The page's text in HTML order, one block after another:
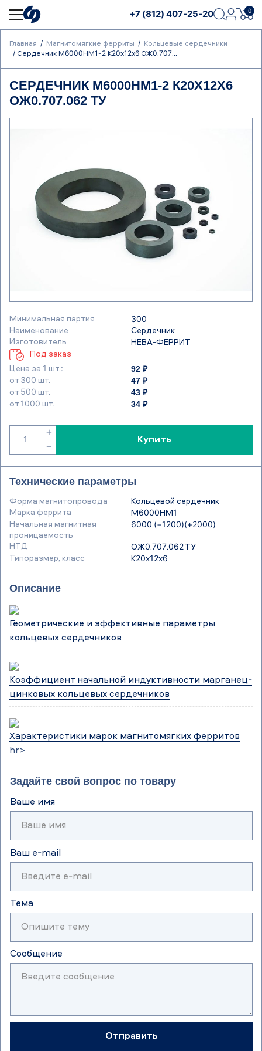
+7 (812) 407-25-20 0
Главная Магнитомягкие ферриты
Кольцевые сердечники
Сердечник М6000НМ1-2 К20х12х6 ОЖ0.707...
СЕРДЕЧНИК М6000НМ1-2 К20Х12Х6
ОЖ0.707.062 ТУ
Минимальная партия
300
Наименование
Сердечник
Изготовитель
НЕВА-ФЕРРИТ
Под заказ
Цена за 1 шт.:
92 ₽
от 300 шт. 47 ₽
от 500 шт. 43 ₽
от 1000 шт. 34 ₽
−
+
Купить
Технические параметры
Форма магнитопровода
Кольцевой сердечник
Марка феррита
М6000НМ1
Начальная магнитная
проницаемость
6000 (−1200)(+2000)
НТД
ОЖ0.707.062 ТУ
Типоразмер, класс
К20х12х6
Описание
Геометрические и эффективные параметры
кольцевых сердечников
Коэффициент начальной индуктивности марганец-
цинковых кольцевых сердечников
Характеристики марок магнитомягких ферритов
hr>
Задайте свой вопрос по товару
Ваше имя
Ваш e-mail
Тема
Сообщение
Отправить